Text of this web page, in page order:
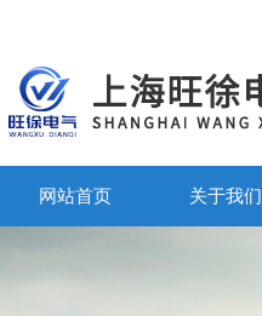
网站首页 关于我们